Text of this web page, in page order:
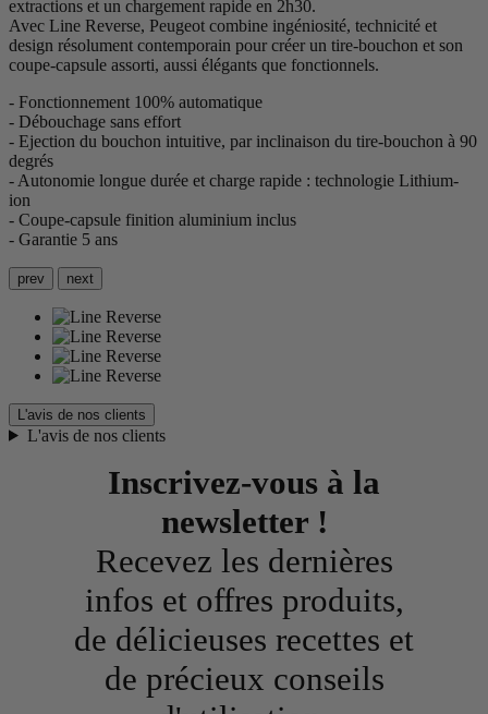
extractions et un chargement rapide en 2h30.
Avec Line Reverse, Peugeot combine ingéniosité, technicité et
design résolument contemporain pour créer un tire-bouchon et son
coupe-capsule assorti, aussi élégants que fonctionnels.
- Fonctionnement 100% automatique
- Débouchage sans effort
- Ejection du bouchon intuitive, par inclinaison du tire-bouchon à 90
degrés
- Autonomie longue durée et charge rapide : technologie Lithium-
ion
- Coupe-capsule finition aluminium inclus
- Garantie 5 ans
prev next
L'avis de nos clients
L'avis de nos clients
Inscrivez-vous à la
newsletter !
Recevez les dernières
infos et offres produits,
de délicieuses recettes et
de précieux conseils